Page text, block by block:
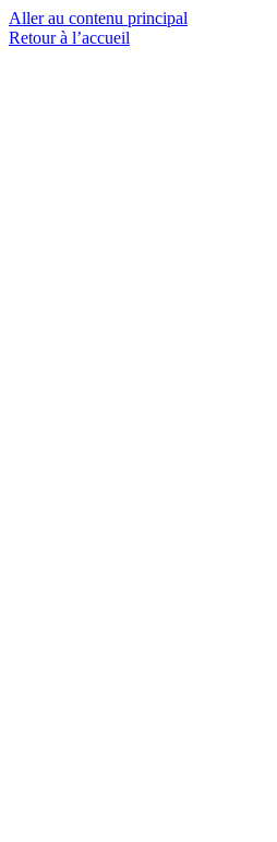
Aller au contenu principal
Retour à l’accueil